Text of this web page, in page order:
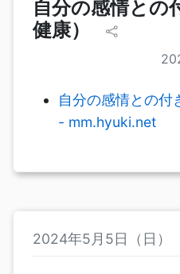
自分の感情との
健康）
自分の感情との付
- mm.hyuki.net
2024年5月5日（日）